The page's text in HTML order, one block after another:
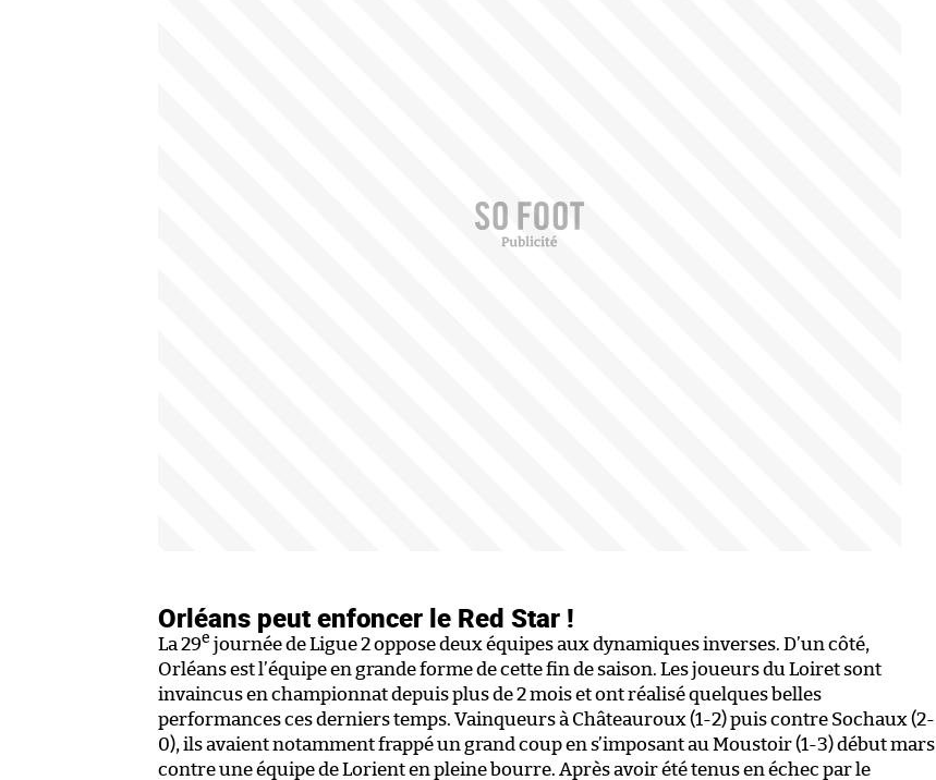
Orléans peut enfoncer le Red Star !
La 29e journée de Ligue 2 oppose deux équipes aux dynamiques inverses. D’un côté,
Orléans est l’équipe en grande forme de cette fin de saison. Les joueurs du Loiret sont
invaincus en championnat depuis plus de 2 mois et ont réalisé quelques belles
performances ces derniers temps. Vainqueurs à Châteauroux (1-2) puis contre Sochaux (2-
0), ils avaient notamment frappé un grand coup en s’imposant au Moustoir (1-3) début mars
contre une équipe de Lorient en pleine bourre. Après avoir été tenus en échec par le